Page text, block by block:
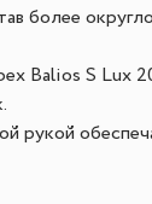
более
Balios S Lux
рукой